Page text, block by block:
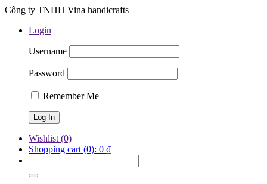
Công ty TNHH Vina handicrafts
Login
Username
Password
Remember Me
Wishlist (0)
Shopping cart (0): 0 ₫